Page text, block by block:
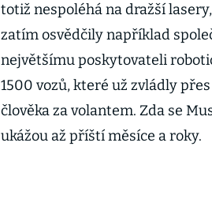
totiž nespoléhá na dražší
zatím osvědčily například
největšímu poskytovateli
1500 vozů, které už zvládly
člověka za volantem. Zda se
ukážou až příští měsíce a roky.